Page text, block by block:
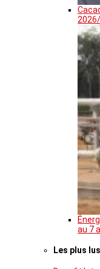
au 7
Les plus lus